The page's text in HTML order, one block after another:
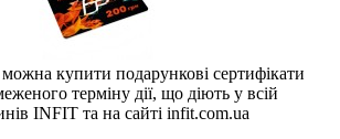
купити подарункові сертифікати
терміну дії, що діють у всій
INFIT та на сайті infit.com.ua